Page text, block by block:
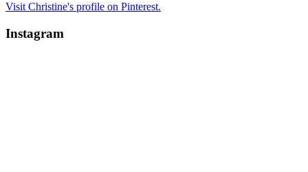
Visit Christine's profile on Pinterest.
Instagram